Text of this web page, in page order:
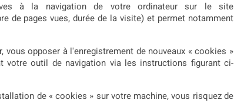
à la navigation de votre ordinateur sur le site
de pages vues, durée de la visite) et permet notamment
opposer à l'enregistrement de nouveaux « cookies »
votre outil de navigation via les instructions figurant ci-
de « cookies » sur votre machine, vous risquez de